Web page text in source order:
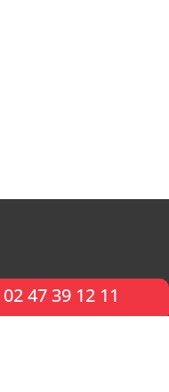
02 47 39 12 11